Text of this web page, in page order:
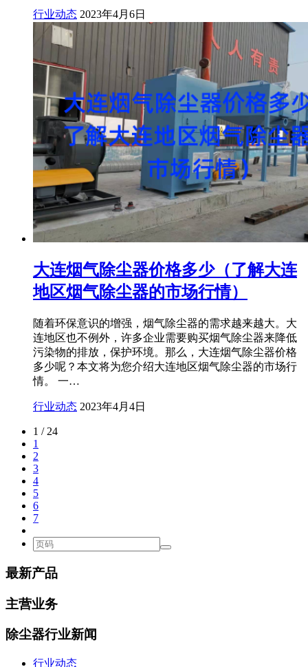
行业动态 2023年4月6日
大连烟气除尘器价格多少（了解大连
地区烟气除尘器的市场行情）
随着环保意识的增强，烟气除尘器的需求越来越大。大
连地区也不例外，许多企业需要购买烟气除尘器来降低
污染物的排放，保护环境。那么，大连烟气除尘器价格
多少呢？本文将为您介绍大连地区烟气除尘器的市场行
情。 一…
行业动态 2023年4月4日
1 / 24
1
2
3
4
5
6
7
最新产品
主营业务
除尘器行业新闻
行业动态